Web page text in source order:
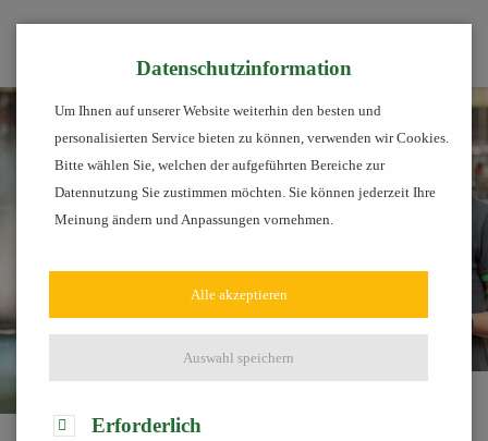
Raiffeisen-Märkte
Datenschutzinformation
Um Ihnen auf unserer Website weiterhin den besten und
personalisierten Service bieten zu können, verwenden wir Cookies.
Bitte wählen Sie, welchen der aufgeführten Bereiche zur
Datennutzung Sie zustimmen möchten. Sie können jederzeit Ihre
Meinung ändern und Anpassungen vornehmen.
Alle akzeptieren
Auswahl speichern
Erforderlich